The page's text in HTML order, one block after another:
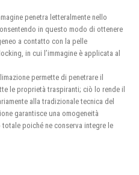
penetra letteralmente nello
in questo modo di ottenere
a contatto con la pelle
in cui l’immagine è applicata al
permette di penetrare il
le proprietà traspiranti; ciò lo rende il
alla tradizionale tecnica del
garantisce una omogeneità
poiché ne conserva integre le